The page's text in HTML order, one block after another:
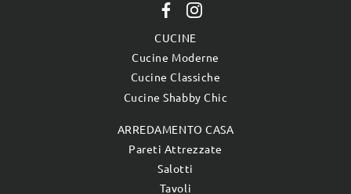
CUCINE
Cucine Moderne
Cucine Classiche
Cucine Shabby Chic
ARREDAMENTO CASA
Pareti Attrezzate
Salotti
Tavoli